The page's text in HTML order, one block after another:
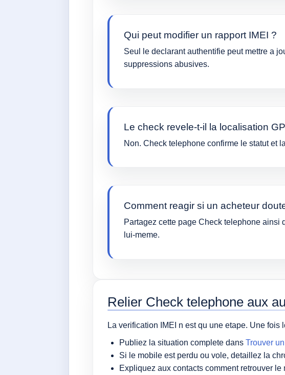
Qui peut modifier un rapport IMEI ?
Seul le declarant authentifie peut mettre a
suppressions abusives.
Le check revele-t-il la localisation
Non. Check telephone confirme le statut et
Comment reagir si un acheteur
Partagez cette page Check telephone ainsi
lui-meme.
Relier Check telephone aux
La verification IMEI n est qu une etape. Une
Publiez la situation complete dans Trouver
Si le mobile est perdu ou vole, detaillez la
Expliquez aux contacts comment retrouver le